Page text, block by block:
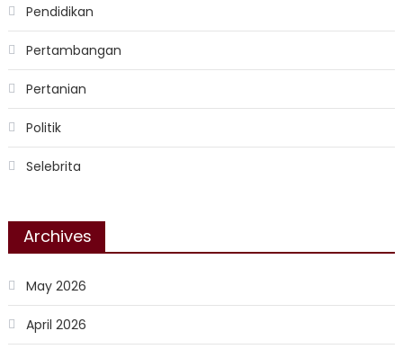
Pendidikan
Pertambangan
Pertanian
Politik
Selebrita
Archives
May 2026
April 2026